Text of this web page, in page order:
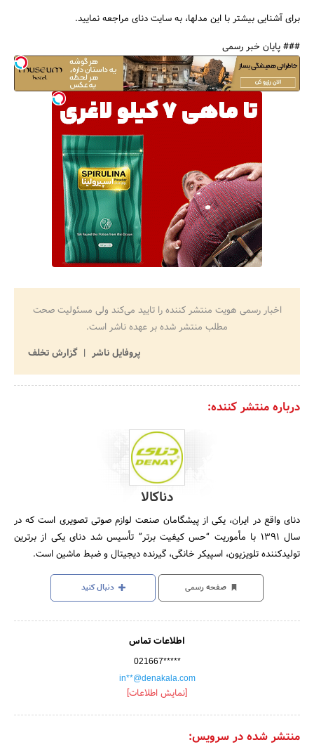
برای آشنایی بیشتر با این مدلها، به سایت دنای مراجعه نمایید.
### پایان خبر رسمی
اخبار رسمی هویت منتشر کننده را تایید می‌کند ولی مسئولیت صحت
مطلب منتشر شده بر عهده ناشر است.
پروفایل ناشر
گزارش تخلف
درباره منتشر کننده:
دناکالا
دنای واقع در ایران، یکی از پیشگامان صنعت لوازم صوتی تصویری است که در
سال 1391 با مأموریت “حس کیفیت برتر” تأسیس شد دنای یکی از برترین
تولیدکننده تلویزیون، اسپیکر خانگی، گیرنده دیجیتال و ضبط ماشین است.
صفحه رسمی دنبال کنید
اطلاعات تماس
021667*****
in**@denakala.com
[نمایش اطلاعات]
منتشر شده در سرویس: